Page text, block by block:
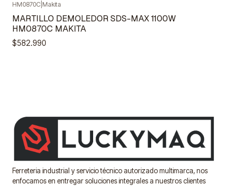
Agotado
HM0870C Makita
MARTILLO DEMOLEDOR SDS-MAX 1100W
HM0870C MAKITA
$582.990
Ferreteria industrial y servicio técnico autorizado multimarca, nos
enfocamos en entregar soluciones integrales a nuestros clientes